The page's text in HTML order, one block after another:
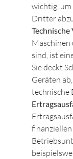
wichtig, um
Dritter
Technische
Maschinen
sind, ist
Sie deckt
Geräten
technische